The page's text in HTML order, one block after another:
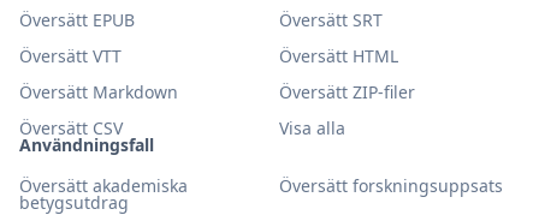
Användningsfall
Översätt akademiska
betygsutdrag
Översätt forskningsuppsats
Översätt EPUB
Översätt SRT
Översätt VTT
Översätt HTML
Översätt Markdown
Översätt ZIP-filer
Översätt CSV
Visa alla